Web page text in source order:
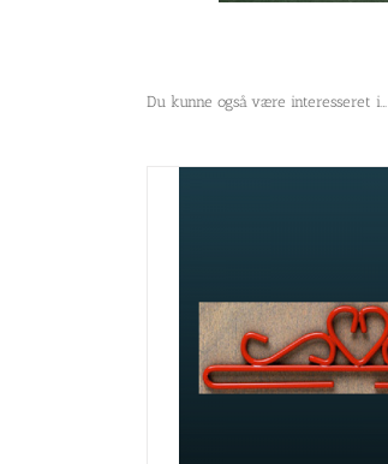
Du kunne også være interesseret i…